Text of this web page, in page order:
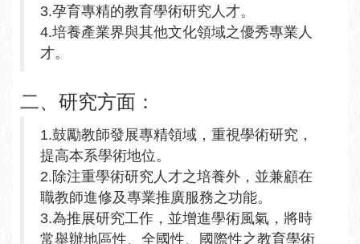
3.孕育專精的教育學術研究人才。
4.培養產業界與其他文化領域之優秀專業人
才。
二、研究方面：
1.鼓勵教師發展專精領域，重視學術研究，
提高本系學術地位。
2.除注重學術研究人才之培養外，並兼顧在
職教師進修及專業推廣服務之功能。
3.為推展研究工作，並增進學術風氣，將時
常舉辦地區性、全國性、國際性之教育學術